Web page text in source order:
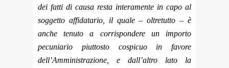
dei fatti di causa resta interamente in capo al
soggetto affidatario, il quale – oltretutto – è
anche tenuto a corrispondere un importo
pecuniario piuttosto cospicuo in favore
dell’Amministrazione, e dall’altro lato la